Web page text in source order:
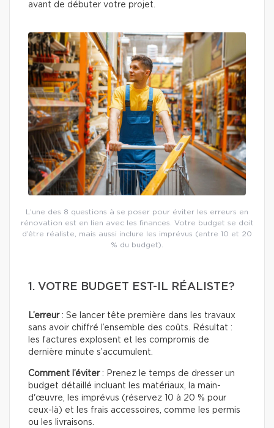
avant de débuter votre projet.
L’une des 8 questions à se poser pour éviter les erreurs en
rénovation est en lien avec les finances. Votre budget se doit
d’être réaliste, mais aussi inclure les imprévus (entre 10 et 20
% du budget).
1. VOTRE BUDGET EST-IL RÉALISTE?
L’erreur: Se lancer tête première dans les travaux
sans avoir chiffré l’ensemble des coûts. Résultat :
les factures explosent et les compromis de
dernière minute s’accumulent.
Comment l’éviter: Prenez le temps de dresser un
budget détaillé incluant les matériaux, la main-
d'œuvre, les imprévus (réservez 10 à 20 % pour
ceux-là) et les frais accessoires, comme les permis
ou les livraisons.